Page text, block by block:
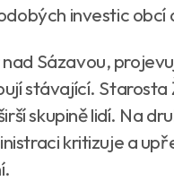
investic
Sázavou,
stávající.
skupině lidí. Na
kritizuje a